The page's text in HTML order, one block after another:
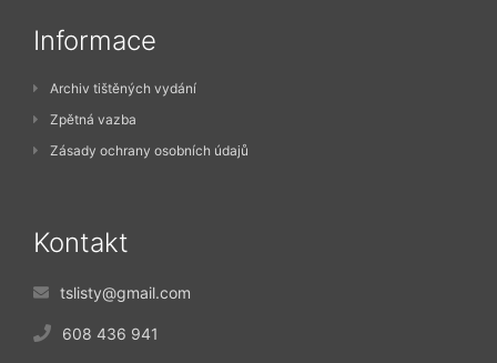
Informace
Archiv tištěných vydání
Zpětná vazba
Zásady ochrany osobních údajů
Kontakt
tslisty@gmail.com
608 436 941